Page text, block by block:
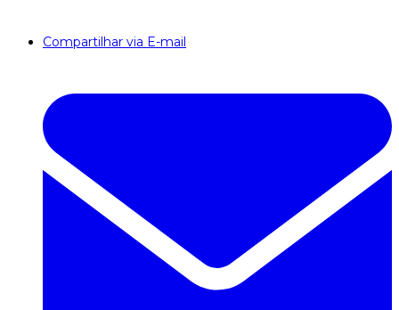
Compartilhar via E-mail